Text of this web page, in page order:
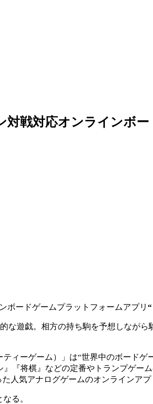
対戦対応オンラインボ
ボードゲームプラットフォームアプリ
な遊戯。相方の持ち駒を予想しなが
ィーゲーム）」は“世界中のボード
『将棋』などの定番やトランプゲー
人気アナログゲームのオンラインアプ
る。